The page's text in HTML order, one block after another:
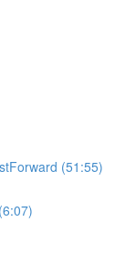
(51:55)